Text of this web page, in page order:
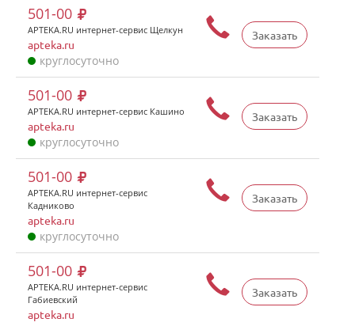
Заказать
501-00
APTEKA.RU интернет-сервис Щелкун
apteka.ru
круглосуточно
Заказать
501-00
APTEKA.RU интернет-сервис Кашино
apteka.ru
круглосуточно
Заказать
501-00
APTEKA.RU интернет-сервис
Кадниково
apteka.ru
круглосуточно
Заказать
501-00
APTEKA.RU интернет-сервис
Габиевский
apteka.ru